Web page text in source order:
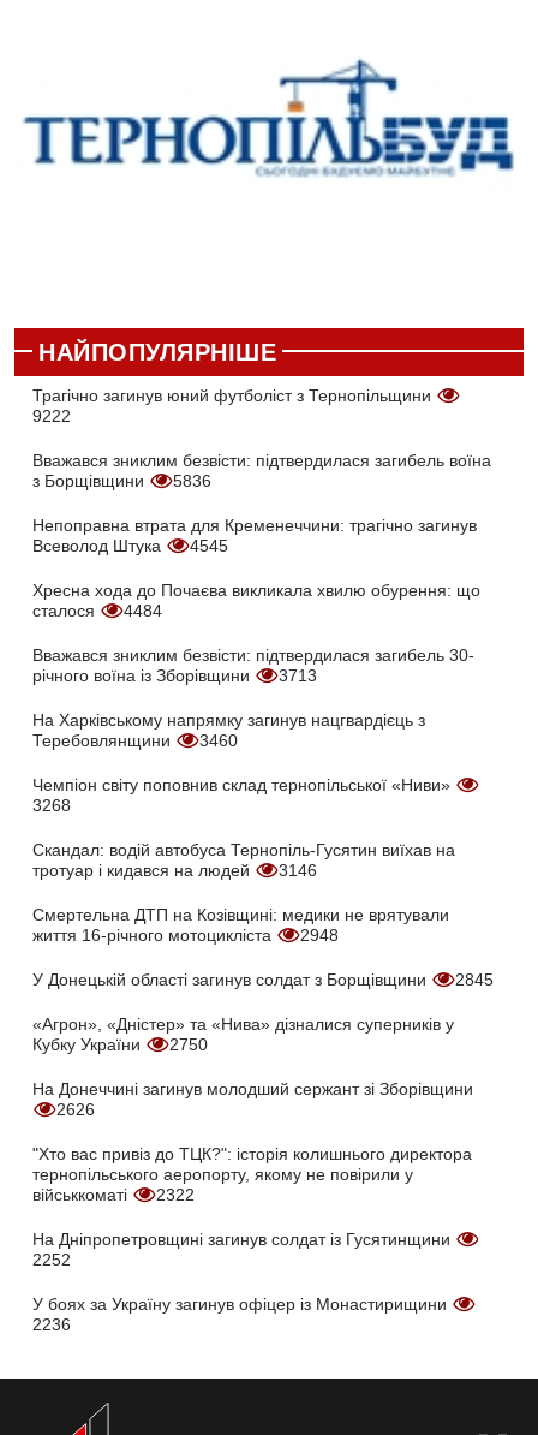
НАЙПОПУЛЯРНІШЕ
Трагічно загинув юний футболіст з Тернопільщини
9222
Вважався зниклим безвісти: підтвердилася загибель воїна
з Борщівщини
5836
Непоправна втрата для Кременеччини: трагічно загинув
Всеволод Штука
4545
Хресна хода до Почаєва викликала хвилю обурення: що
сталося
4484
Вважався зниклим безвісти: підтвердилася загибель 30-
річного воїна із Зборівщини
3713
На Харківському напрямку загинув нацгвардієць з
Теребовлянщини
3460
Чемпіон світу поповнив склад тернопільської «Ниви»
3268
Скандал: водій автобуса Тернопіль-Гусятин виїхав на
тротуар і кидався на людей
3146
Смертельна ДТП на Козівщині: медики не врятували
життя 16-річного мотоцикліста
2948
У Донецькій області загинув солдат з Борщівщини 2845
«Агрон», «Дністер» та «Нива» дізналися суперників у
Кубку України
2750
На Донеччині загинув молодший сержант зі Зборівщини
2626
"Хто вас привіз до ТЦК?": історія колишнього директора
тернопільського аеропорту, якому не повірили у
військкоматі
2322
На Дніпропетровщині загинув солдат із Гусятинщини
2252
У боях за Україну загинув офіцер із Монастирищини
2236